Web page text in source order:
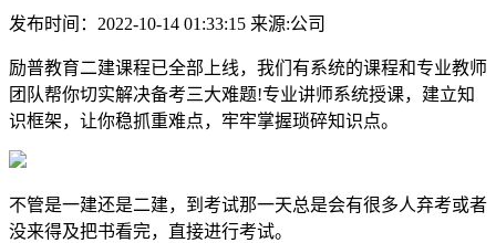
发布时间：2022-10-14 01:33:15 来源:公司
励普教育二建课程已全部上线，我们有系统的课程和专业教师
团队帮你切实解决备考三大难题!专业讲师系统授课，建立知
识框架，让你稳抓重难点，牢牢掌握琐碎知识点。
不管是一建还是二建，到考试那一天总是会有很多人弃考或者
没来得及把书看完，直接进行考试。